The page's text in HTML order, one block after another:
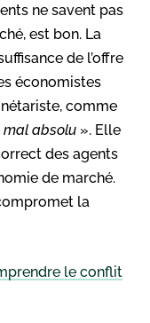
ne savent pas
est bon. La
de l’offre
économistes
comme
mal absolu ». Elle
des agents
de marché.
la
le conflit